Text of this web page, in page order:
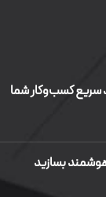
سریع کسب‌وکار شما
هوشمند بسازید